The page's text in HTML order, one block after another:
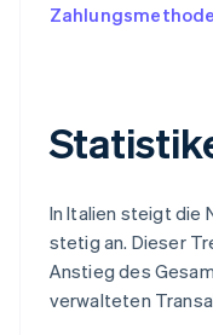
Zahlungsmethode
In Italien steigt die
stetig an. Dieser
Anstieg des
verwalteten